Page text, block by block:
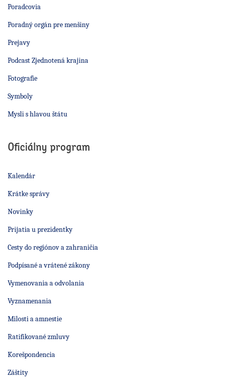
Poradcovia
Poradný orgán pre menšiny
Prejavy
Podcast Zjednotená krajina
Fotografie
Symboly
Mysli s hlavou štátu
Oficiálny program
Kalendár
Krátke správy
Novinky
Prijatia u prezidentky
Cesty do regiónov a zahraničia
Podpísané a vrátené zákony
Vymenovania a odvolania
Vyznamenania
Milosti a amnestie
Ratifikované zmluvy
Korešpondencia
Záštity